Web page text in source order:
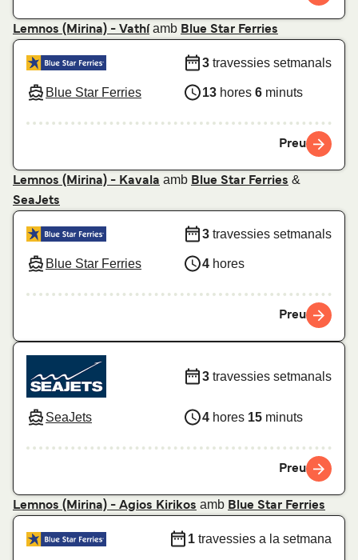
Lemnos (Mirina) - Vathíamb Blue Star Ferries
Blue Star Ferries
3 travessies setmanals
13 hores 6 minuts
Preu
Lemnos (Mirina) - Kavala amb Blue Star Ferries &
SeaJets
Blue Star Ferries
3 travessies setmanals
4 hores
Preu
SeaJets
3 travessies setmanals
4 hores 15 minuts
Preu
Lemnos (Mirina) - Agios Kirikos amb Blue Star Ferries
1 travessies a la setmana